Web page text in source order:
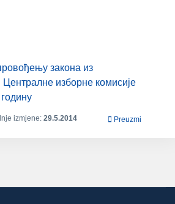
зaкoнa из
Цeнтрaлнe избoрнe кoмисиje
izmjene: 29.5.2014 Preuzmi